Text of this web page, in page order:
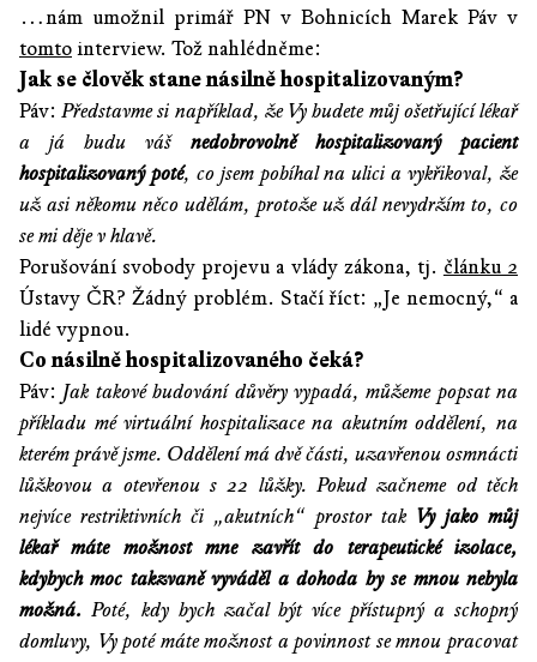
…nám umožnil primář PN v Bohnicích Marek Páv v
tomtointerview. Tož nahlédněme:
Jak se člověk stane násilně hospitalizovaným?
Páv:Představme si například, že Vy budete můj ošetřující lékař
a já budu váš nedobrovolně hospitalizovaný pacient
hospitalizovaný poté, co jsem pobíhal na ulici a vykřikoval, že
už asi někomu něco udělám, protože už dál nevydržím to, co
se mi děje v hlavě.
Porušování svobody projevu a vlády zákona, tj. článku 2
Ústavy ČR? Žádný problém. Stačí říct: „Je nemocný,“ a
lidé vypnou.
Co násilně hospitalizovaného čeká?
Páv: Jak takové budování důvěry vypadá, můžeme popsat na
příkladu mé virtuální hospitalizace na akutním oddělení, na
kterém právě jsme. Oddělení má dvě části, uzavřenou osmnácti
lůžkovou a otevřenou s 22 lůžky. Pokud začneme od těch
nejvíce restriktivních či „akutních“ prostor tak Vy jako můj
lékař máte možnost mne zavřít do terapeutické izolace,
kdybych moc takzvaně vyváděl a dohoda by se mnou nebyla
možná. Poté, kdy bych začal být více přístupný a schopný
domluvy, Vy poté máte možnost a povinnost se mnou pracovat